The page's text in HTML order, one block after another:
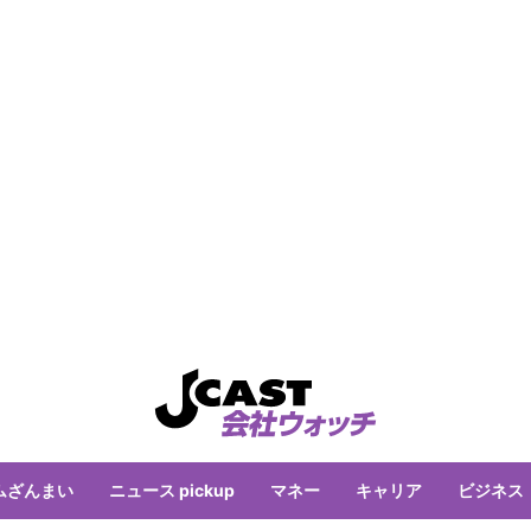
ざんまい ニュース pickup マネー キャリア ビジネス